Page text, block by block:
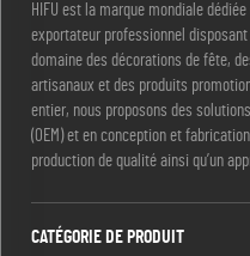
HIFU est la marque mondiale
exportateur professionnel disposant
domaine des décorations de fête,
artisanaux et des produits
entier, nous proposons des
(OEM) et en conception et
production de qualité ainsi qu’un
CATÉGORIE DE PRODUIT